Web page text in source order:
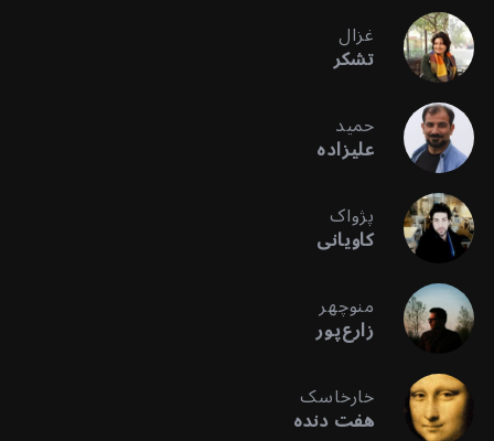
غزال
تشکر
حمید
علیزاده
پژواک
کاویانی
منوچهر
زارع‌پور
خارخاسک
هفت دنده